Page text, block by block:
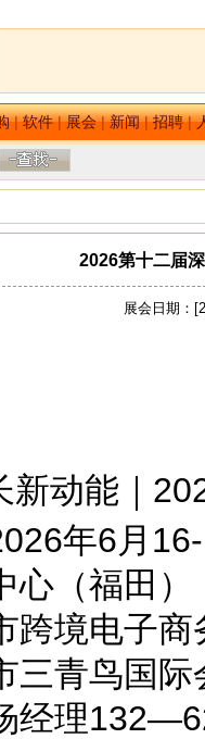
|软件|展会|新闻|招聘|
2026第十二届
展会日期：
新动能｜
年6月
（福田）
跨境电子商
三青鸟国
经理